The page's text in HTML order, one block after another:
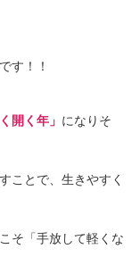
です！！
開く年」 になりそ
ことで、生きやすく
そ「手放して軽くな